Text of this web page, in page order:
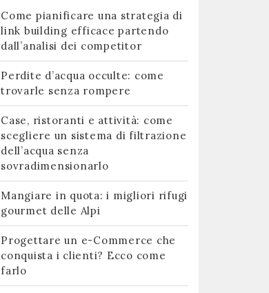
Come pianificare una strategia di
link building efficace partendo
dall’analisi dei competitor
Perdite d’acqua occulte: come
trovarle senza rompere
Case, ristoranti e attività: come
scegliere un sistema di filtrazione
dell’acqua senza
sovradimensionarlo
Mangiare in quota: i migliori rifugi
gourmet delle Alpi
Progettare un e-Commerce che
conquista i clienti? Ecco come
farlo